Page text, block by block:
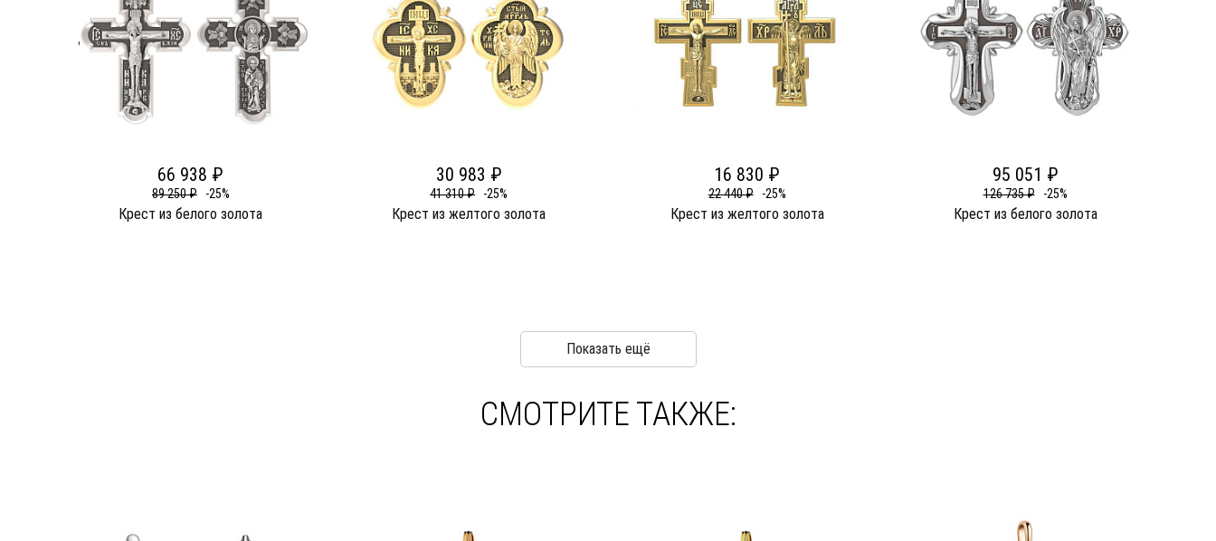
66 938 ₽
89 250 ₽ -25%
Крест из белого золота
30 983 ₽
41 310 ₽ -25%
Крест из желтого золота
16 830 ₽
22 440 ₽ -25%
Крест из желтого золота
95 051 ₽
126 735 ₽ -25%
Крест из белого золота
Показать ещё
СМОТРИТЕ ТАКЖЕ: